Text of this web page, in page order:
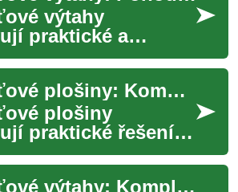
výtahy
praktické a
pro osoby s
pohyblivostí, které
...
Schodišťové plošiny: Kompletní průvodce pro zvýšení mobility v domácnosti
plošiny
praktické řešení
s omezenou
které potřebují
Schodišťové výtahy: Komplexní průvodce pro pohodlný pohyb v domácnosti